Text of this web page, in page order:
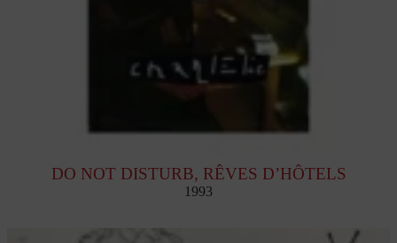
DO NOT DISTURB, RÊVES D’HÔTELS
1993